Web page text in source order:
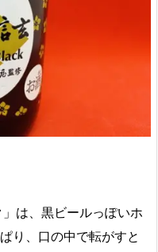
は、黒ビールっぽいホ
り、口の中で転がすと